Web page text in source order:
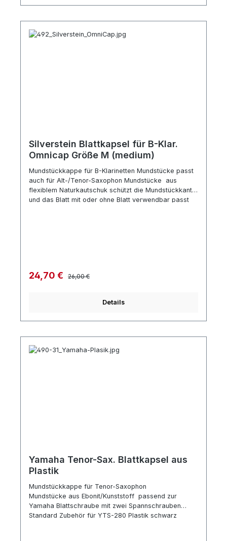
Silverstein Blattkapsel für B-Klar.
Omnicap Größe M (medium)
Mundstückkappe für B-Klarinetten Mundstücke passt
auch für Alt-/Tenor-Saxophon Mundstücke aus
flexiblem Naturkautschuk schützt die Mundstückkante
und das Blatt mit oder ohne Blatt verwendbar passt
Verkaufspreis:
24,70 € Regulärer Preis:
26,00 €
Details
Yamaha Tenor-Sax. Blattkapsel aus
Plastik
Mundstückkappe für Tenor-Saxophon
Mundstücke aus Ebonit/Kunststoff passend zur
Yamaha Blattschraube mit zwei Spannschrauben
Standard Zubehör für YTS-280 Plastik schwarz